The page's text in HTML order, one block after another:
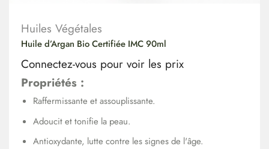
Huiles Végétales
Huile d’Argan Bio Certifiée IMC 90ml
Connectez-vous pour voir les prix
Propriétés :
Raffermissante et assouplissante.
Adoucit et tonifie la peau.
Antioxydante, lutte contre les signes de l'âge.